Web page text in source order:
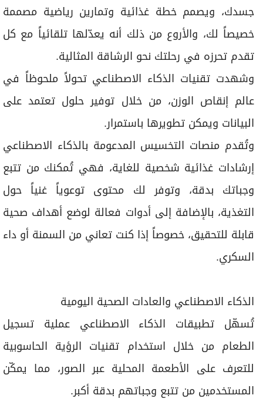
مواقيت الصلاة
الأحوال الجوية
جسدك، ويصمم خطة غذائية وتمارين رياضية مصممة
خصيصاً لك، والأروع من ذلك أنه يعدّلها تلقائياً مع كل
تقدم تحرزه في رحلتك نحو الرشاقة المثالية.
وشهدت تقنيات الذكاء الاصطناعي تحولاً ملحوظاً في
عالم إنقاص الوزن، من خلال توفير حلول تعتمد على
البيانات ويمكن تطويرها باستمرار.
وتُقدم منصات التخسيس المدعومة بالذكاء الاصطناعي
إرشادات غذائية شخصية للغاية، فهي تُمكنك من تتبع
وجباتك بدقة، وتوفر لك محتوى توعوياً غنياً حول
التغذية، بالإضافة إلى أدوات فعالة لوضع أهداف صحية
قابلة للتحقيق، خصوصاً إذا كنت تعاني من السمنة أو داء
السكري.
الذكاء الاصطناعي والعادات الصحية اليومية
تُسهّل تطبيقات الذكاء الاصطناعي عملية تسجيل
الطعام من خلال استخدام تقنيات الرؤية الحاسوبية
للتعرف على الأطعمة المحلية عبر الصور، مما يمكّن
المستخدمين من تتبع وجباتهم بدقة أكبر.